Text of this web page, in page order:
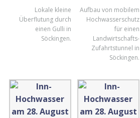
Lokale kleine
Überflutung durch
einen Gulli in
Söckingen.
Aufbau von mobilem
Hochwasserschutz
für einen
Landwirtschafts-
Zufahrtstunnel in
Söckingen.